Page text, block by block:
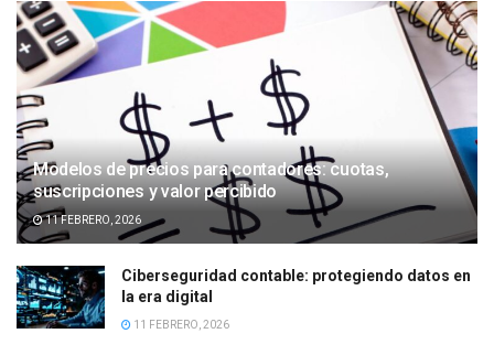
Modelos de precios para contadores: cuotas,
suscripciones y valor percibido
11 FEBRERO, 2026
Ciberseguridad contable: protegiendo datos en
la era digital
11 FEBRERO, 2026